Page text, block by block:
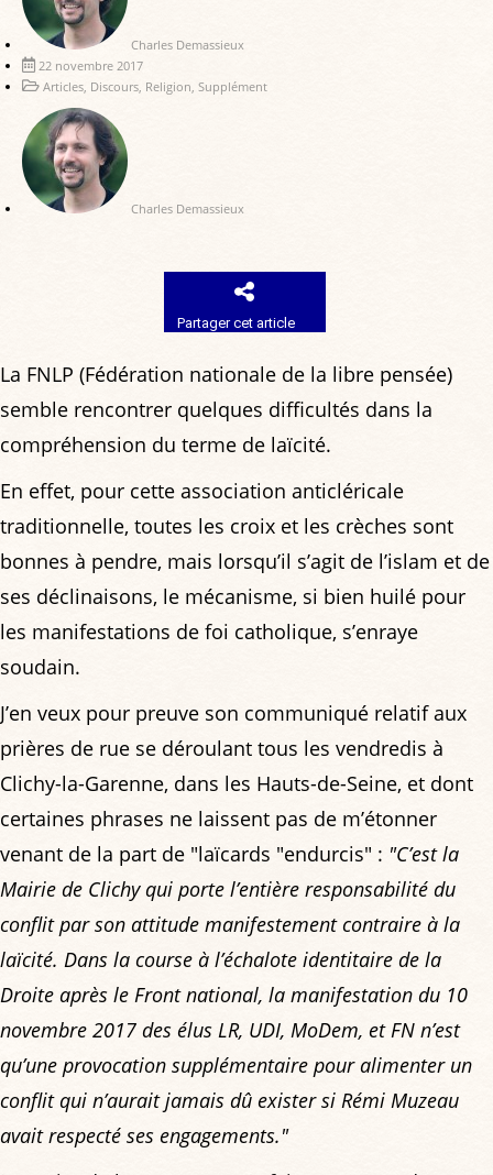
Charles Demassieux
22 novembre 2017
Articles Discours Religion Supplément
Charles Demassieux
Partager cet article
La FNLP (Fédération nationale de la libre pensée)
semble rencontrer quelques difficultés dans la
compréhension du terme de laïcité.
En effet, pour cette association anticléricale
traditionnelle, toutes les croix et les crèches sont
bonnes à pendre, mais lorsqu’il s’agit de l’islam et de
ses déclinaisons, le mécanisme, si bien huilé pour
les manifestations de foi catholique, s’enraye
soudain.
J’en veux pour preuve son communiqué relatif aux
prières de rue se déroulant tous les vendredis à
Clichy-la-Garenne, dans les Hauts-de-Seine, et dont
certaines phrases ne laissent pas de m’étonner
venant de la part de "laïcards "endurcis" : "C’est la
Mairie de Clichy qui porte l’entière responsabilité du
conflit par son attitude manifestement contraire à la
laïcité. Dans la course à l’échalote identitaire de la
Droite après le Front national, la manifestation du 10
novembre 2017 des élus LR, UDI, MoDem, et FN n’est
qu’une provocation supplémentaire pour alimenter un
conflit qui n’aurait jamais dû exister si Rémi Muzeau
avait respecté ses engagements."